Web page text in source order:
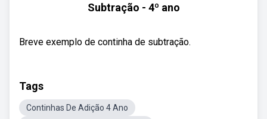
Subtração - 4º ano
Breve exemplo de continha de subtração.
Tags
Continhas De Adição 4 Ano